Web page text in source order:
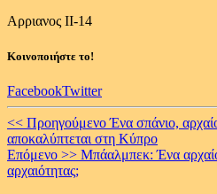
Αρριανος ΙΙ-14
Κοινοποιήστε το!
FacebookTwitter
Continue
Reading
<< ΠροηγούμενοΈνα σπάνιο,
αποκαλύπτεται στη Κύπρο
Επόμενο >> Μπάαλμπεκ: Ένα
αρχαιότητας;